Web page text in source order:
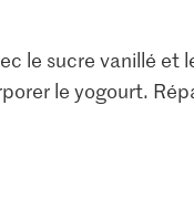
le sucre vanillé et
le yogourt.